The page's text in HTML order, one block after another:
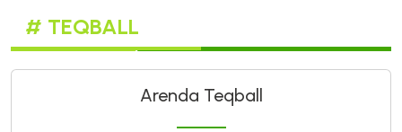
# TEQBALL
Arenda Teqball